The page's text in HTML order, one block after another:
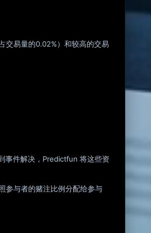
交易量的0.02%）和较高的交易
事件解决，Predictfun 将这些资
参与者的赌注比例分配给参与